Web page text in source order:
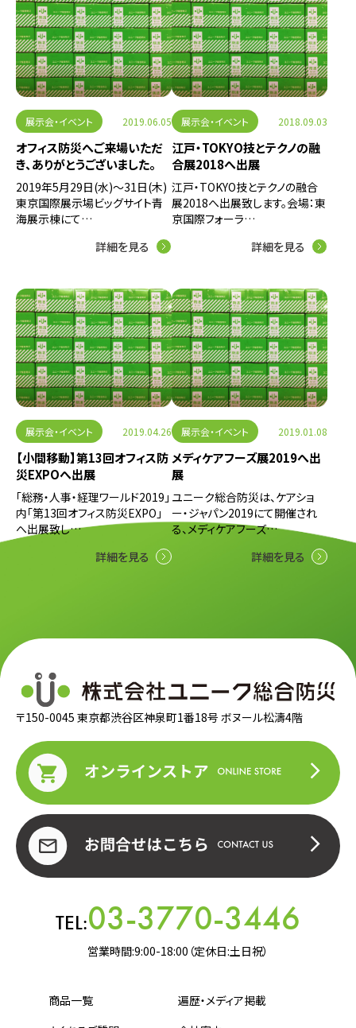
展示会・イベント 2019.06.05
オフィス防災へご来場いただ
き、ありがとうございました。
2019年5月29日(水)～31日(木)
東京国際展示場ビッグサイト青
海展示棟にて…
詳細を見る
展示会・イベント 2018.09.03
江戸・TOKYO技とテクノの融
合展2018へ出展
江戸・TOKYO技とテクノの融合
展2018へ出展致します。会場：東
京国際フォーラ…
詳細を見る
展示会・イベント 2019.04.26
【小間移動】第13回オフィス防
災EXPOへ出展
「総務・人事・経理ワールド2019」
内「第13回オフィス防災EXPO」
へ出展致し…
詳細を見る
展示会・イベント 2019.01.08
メディケアフーズ展2019へ出
展
ユニーク総合防災は、ケアショ
ー・ジャパン2019にて開催され
る、メディケアフーズ…
詳細を見る
〒150-0045 東京都渋谷区神泉町1番18号 ボヌール松濤4階
TEL:03-3770-3446
営業時間:9:00-18:00（定休日:土日祝）
商品一覧
遍歴・メディア掲載